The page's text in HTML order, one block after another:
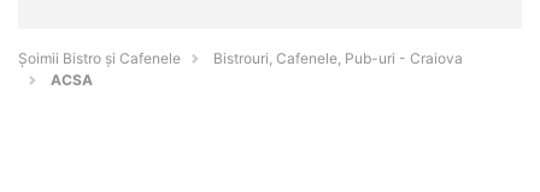
Șoimii Bistro și Cafenele
Bistrouri, Cafenele, Pub-uri - Craiova
ACSA